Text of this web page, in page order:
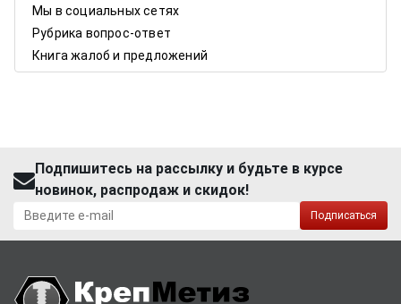
Мы в социальных сетях
Рубрика вопрос-ответ
Книга жалоб и предложений
Подпишитесь на рассылку и будьте в курсе
новинок, распродаж и скидок!
Подписаться